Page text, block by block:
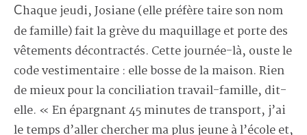
Chaque jeudi, Josiane (elle préfère taire son nom
de famille) fait la grève du maquillage et porte des
vêtements décontractés. Cette journée-là, ouste le
code vestimentaire : elle bosse de la maison. Rien
de mieux pour la conciliation travail-famille, dit-
elle. « En épargnant 45 minutes de transport, j’ai
le temps d’aller chercher ma plus jeune à l’école et,